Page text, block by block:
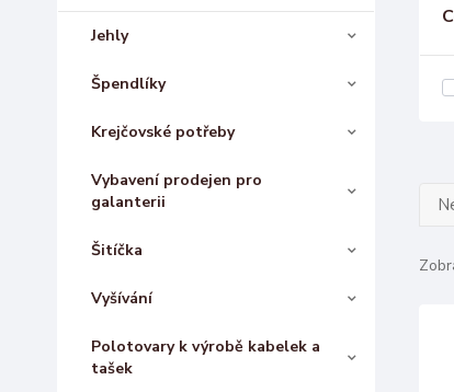
Jehly
Špendlíky
Krejčovské potřeby
Vybavení prodejen pro
galanterii
Šitíčka
Vyšívání
Polotovary k výrobě kabelek a
tašek